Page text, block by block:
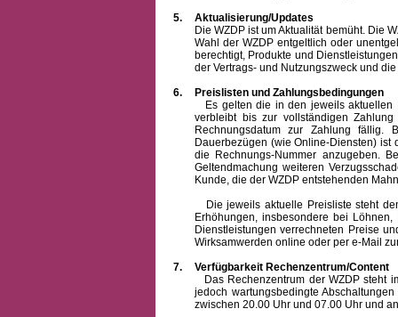
5.
Aktualisierung/Updates
Die WZDP ist um Aktualität bemüht. Die
Wahl der WZDP entgeltlich oder
berechtigt, Produkte und
der Vertrags- und Nutzungszweck und
6.
Preislisten und Zahlungsbedingungen
Es gelten die in den jeweils aktuellen
verbleibt bis zur vollständigen
Rechnungsdatum zur Zahlung fällig.
Dauerbezügen (wie Online-Diensten)
die Rechnungs-Nummer anzugeben.
Geltendmachung weiteren
Kunde, die der WZDP entstehenden
Die jeweils aktuelle Preisliste steht dem
Erhöhungen, insbesondere bei
Dienstleistungen verrechneten Preise
Wirksamwerden online oder per e-Mail
7.
Verfügbarkeit Rechenzentrum/Content
Das Rechenzentrum der WZDP steht im
jedoch wartungsbedingte
zwischen 20.00 Uhr und 07.00 Uhr und